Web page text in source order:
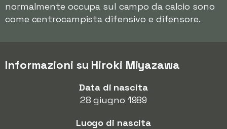
normalmente occupa sul campo da calcio sono
come centrocampista difensivo e difensore.
Informazioni su Hiroki Miyazawa
Data di nascita
28 giugno 1989
Luogo di nascita